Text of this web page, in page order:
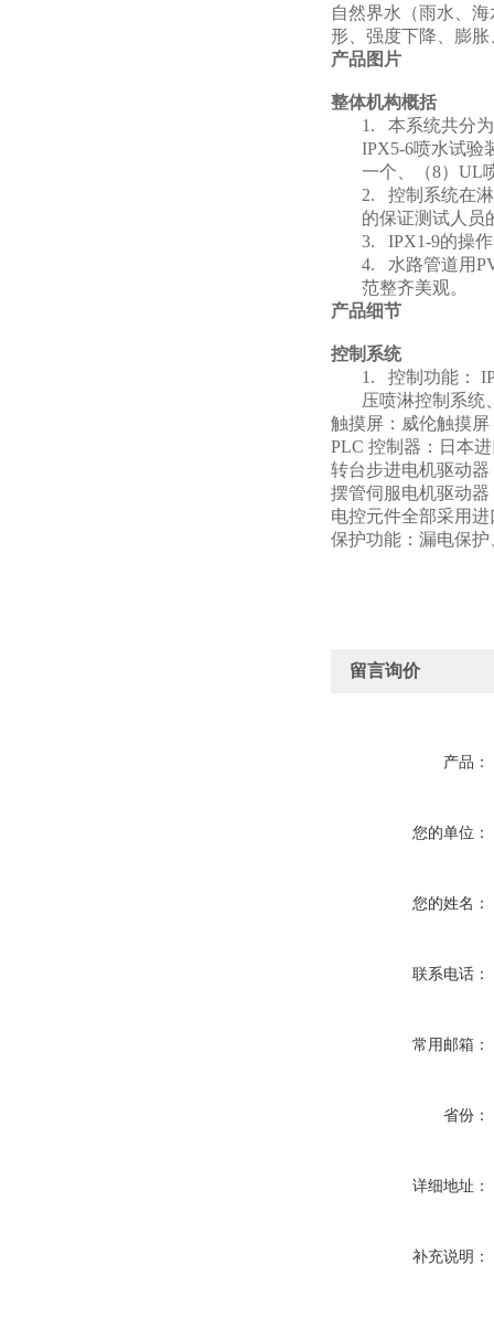
自然界水（雨水、
形、强度下降、膨
产品图片
整体机构概括
1. 本系统共分
IPX5-6喷水试验
一个、（8）UL
2. 控制系统在
的保证测试人员
3. IPX1-9的操
4. 水路管道用
范整齐美观。
产品细节
控制系统
1. 控制功能：
压喷淋控制系统
触摸屏：威伦触摸
PLC 控制器：日本
转台步进电机驱动器
摆管伺服电机驱动
电控元件全部采用
保护功能：漏电保
留言询价
产品：
您的单位：
您的姓名：
联系电话：
常用邮箱：
省份：
详细地址：
补充说明：